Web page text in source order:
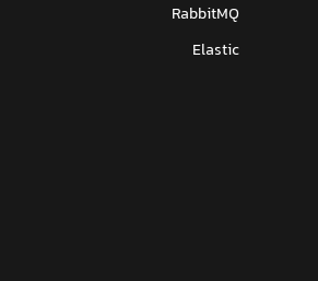
RabbitMQ
Elastic